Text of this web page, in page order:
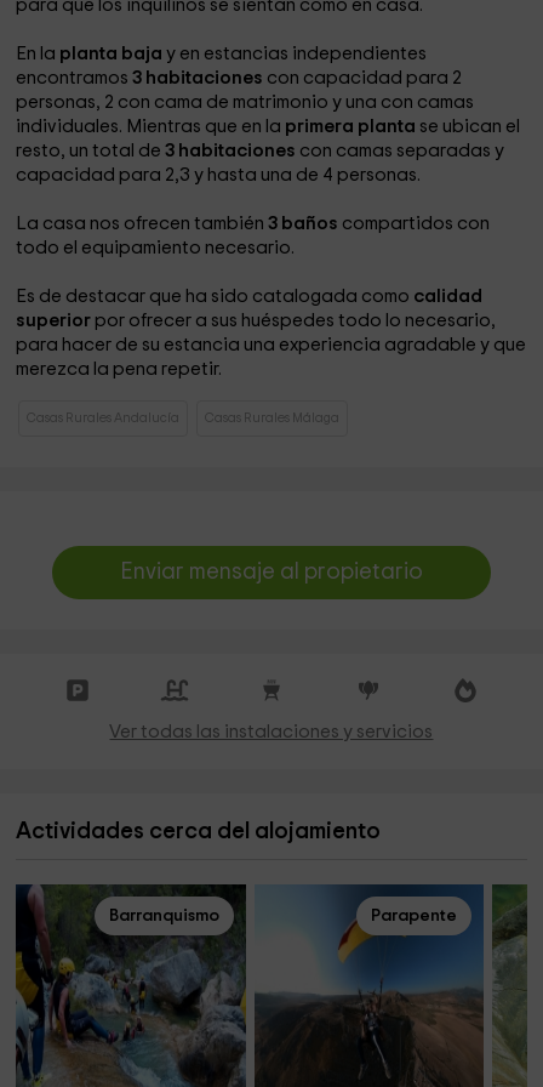
para que los inquilinos se sientan como en casa.
En la planta baja y en estancias independientes
encontramos 3 habitaciones con capacidad para 2
personas, 2 con cama de matrimonio y una con camas
individuales. Mientras que en la primera planta se ubican el
resto, un total de 3 habitaciones con camas separadas y
capacidad para 2,3 y hasta una de 4 personas.
La casa nos ofrecen también3 baños compartidos con
todo el equipamiento necesario.
Es de destacar que ha sido catalogada como calidad
superior por ofrecer a sus huéspedes todo lo necesario,
para hacer de su estancia una experiencia agradable y que
merezca la pena repetir.
Casas Rurales Andalucía Casas Rurales Málaga
Enviar mensaje al propietario
Ver todas las instalaciones y servicios
Actividades cerca del alojamiento
Barranquismo Parapente